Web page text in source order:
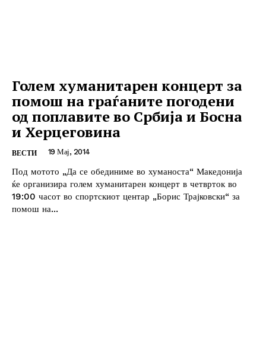
Голем хуманитарен концерт за
помош на граѓаните погодени
од поплавите во Србија и Босна
и Херцеговина
ВЕСТИ 19 Мај, 2014
Под мотото „Да се обединиме во хуманоста“ Македонија
ќе организира голем хуманитарен концерт в четврток во
19:00 часот во спортскиот центар „Борис Трајковски“ за
помош на...